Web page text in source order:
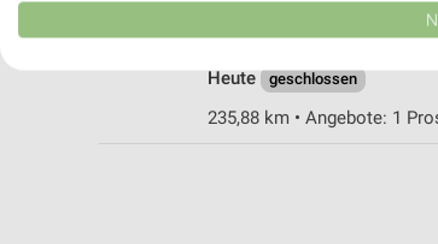
31135 Hildesheim
Heute
geschlossen
235,88 km • Angebote: 1
Erstellung von Profilen für personalisierte Werbung
Erstellung von Profilen zur Personalisierung von